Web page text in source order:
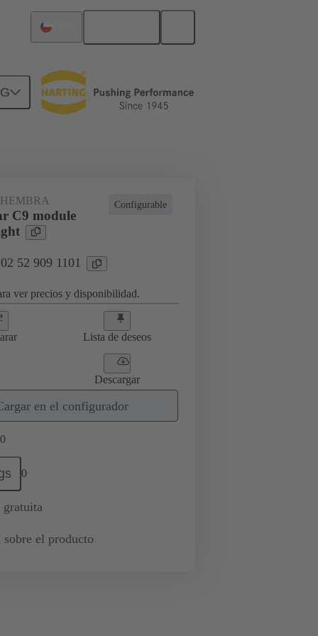
Productos
Configurable
C9 module
52 909 1101
ver precios y disponibilidad.
Lista de deseos
Descargar
en el configurador
0
0
gratuita
sobre el producto